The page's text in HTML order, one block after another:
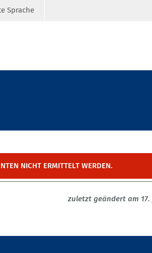
Sprache
NICHT ERMITTELT WERDEN.
zuletzt geändert am 17.